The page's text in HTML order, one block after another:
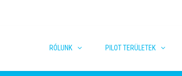
RÓLUNK PILOT TERÜLETEK